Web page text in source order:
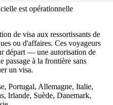
est opérationnelle
de visa aux ressortissants de
ou d'affaires. Ces voyageurs
départ — une autorisation de
à la frontière sans
un visa.
Portugal, Allemagne, Italie,
Irlande, Suède, Danemark,